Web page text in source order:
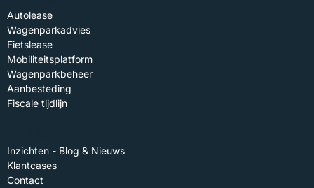
Autolease
Wagenparkadvies
Fietslease
Mobiliteitsplatform
Wagenparkbeheer
Aanbesteding
Fiscale tijdlijn
Inzichten - Blog & Nieuws
Klantcases
Contact